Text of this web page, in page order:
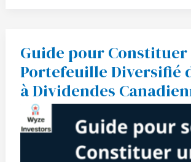
Guide pour Constituer
Portefeuille Diversifié
à Dividendes
Guide
pour
Constituer
un
Portefeuille
Diversifié
d’Actions
à
Dividendes
Canadiennes